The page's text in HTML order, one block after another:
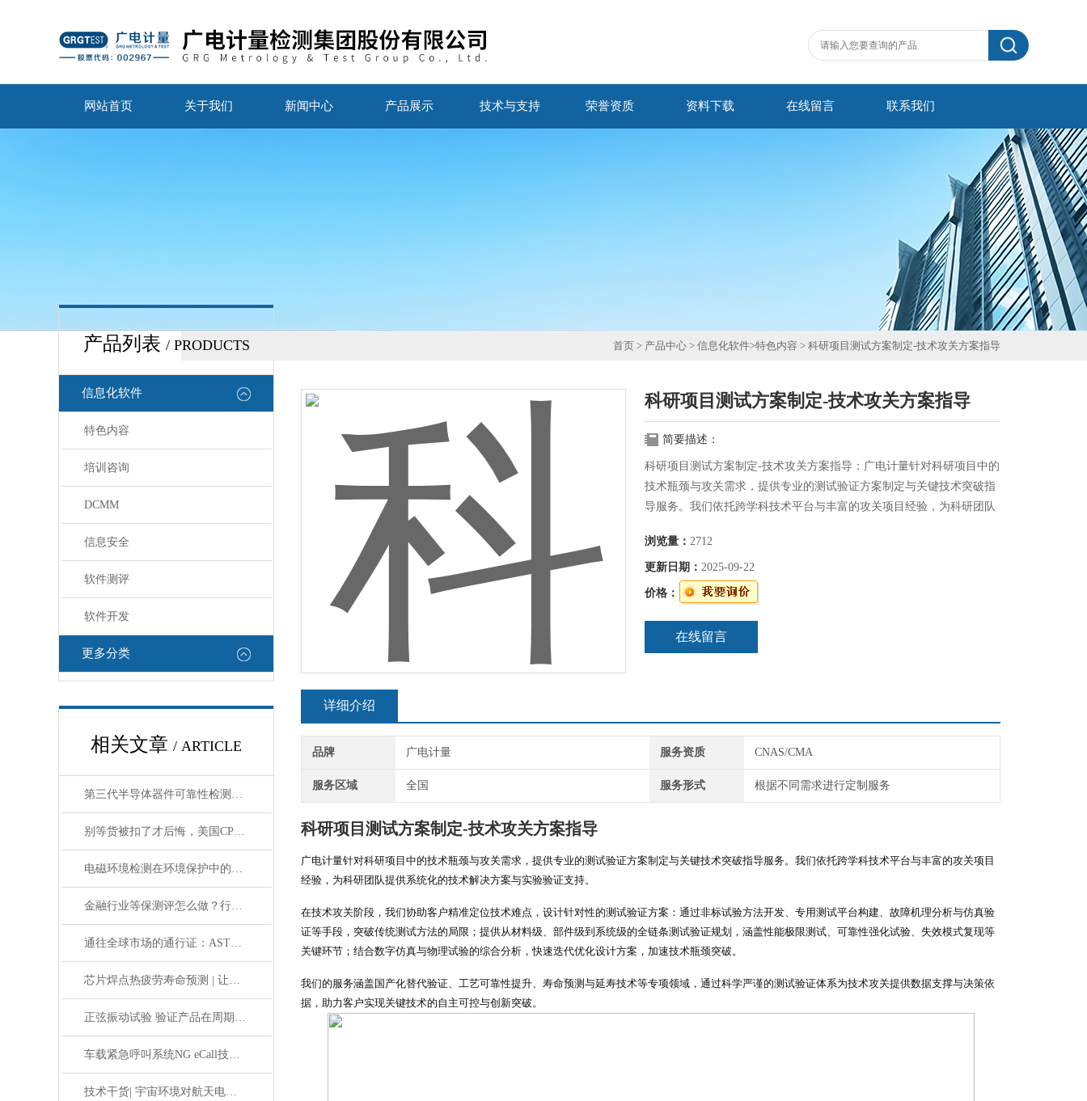
网站首页 关于我们 新闻中心 产品展示 技术与支持 荣誉资质 资料下载 在线留言 联系我们
产品列表 / PRODUCTS
信息化软件
特色内容
培训咨询
DCMM
信息安全
软件测评
软件开发
更多分类
相关文章 / ARTICLE
第三代半导体器件可靠性检测知多少？
别等货被扣了才后悔，美国CPSC电子申报避坑手册来了
电磁环境检测在环境保护中的应用
金融行业等保测评怎么做？行业特殊要求与应对方案
通往全球市场的通行证：ASTM D6055合规性测试指南
芯片焊点热疲劳寿命预测 | 让可靠性设计更科学、更高效
正弦振动试验 验证产品在周期性振动下的结构可靠性
车载紧急呼叫系统NG eCall技术原理与测试要求
技术干货| 宇宙环境对航天电子元器件的影响-宇宙环境及其影响
首页 > 产品中心 > 信息化软件>特色内容 > 科研项目测试方案制定-技术攻关方案指导
科研项目测试方案制定-技术攻关方案指导
简要描述：
科研项目测试方案制定-技术攻关方案指导：广电计量针对科研项目中的
技术瓶颈与攻关需求，提供专业的测试验证方案制定与关键技术突破指
导服务。我们依托跨学科技术平台与丰富的攻关项目经验，为科研团队
浏览量： 2712
更新日期： 2025-09-22
价格：
在线留言
详细介绍
品牌 广电计量 服务资质 CNAS/CMA
服务区域 全国 服务形式 根据不同需求进行定制服务
科研项目测试方案制定-技术攻关方案指导
广电计量针对科研项目中的技术瓶颈与攻关需求，提供专业的测试验证方案制定与关键技术突破指导服务。我们依托跨学科技术平台与丰富的攻关项目
经验，为科研团队提供系统化的技术解决方案与实验验证支持。
在技术攻关阶段，我们协助客户精准定位技术难点，设计针对性的测试验证方案：通过非标试验方法开发、专用测试平台构建、故障机理分析与仿真验
证等手段，突破传统测试方法的局限；提供从材料级、部件级到系统级的全链条测试验证规划，涵盖性能极限测试、可靠性强化试验、失效模式复现等
关键环节；结合数字仿真与物理试验的综合分析，快速迭代优化设计方案，加速技术瓶颈突破。
我们的服务涵盖国产化替代验证、工艺可靠性提升、寿命预测与延寿技术等专项领域，通过科学严谨的测试验证体系为技术攻关提供数据支撑与决策依
据，助力客户实现关键技术的自主可控与创新突破。